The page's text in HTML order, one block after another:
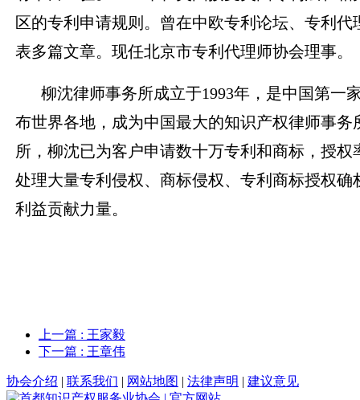
区的专利申请规则。曾在中欧专利论坛、专利
表多篇文章。现任北京市专利代理师协会理事。
柳沈律师事务所成立于1993年，是中国第一
布世界各地，成为中国最大的知识产权律师事
所，柳沈已为客户申请数十万专利和商标，授
处理大量专利侵权、商标侵权、专利商标授权
利益贡献力量。
上一篇 : 王家毅
下一篇 : 王章伟
协会介绍 | 联系我们 | 网站地图 | 法律声明 | 建议意见